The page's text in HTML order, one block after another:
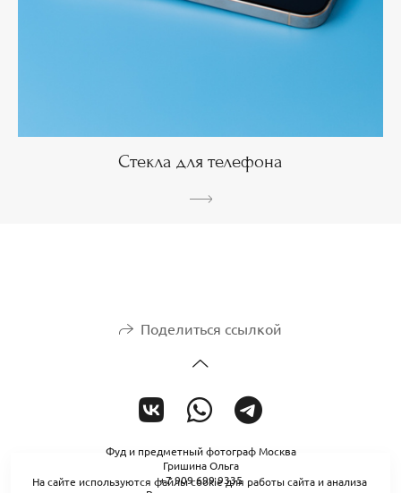
Стекла для телефона
Поделиться ссылкой
Фуд и предметный фотограф Москва
Гришина Ольга
+7 909 699 9335
На сайте используются файлы cookie для работы сайта и анализа